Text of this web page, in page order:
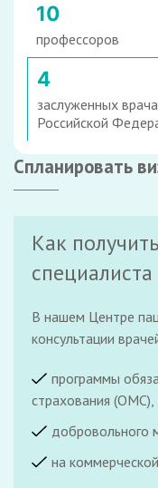
10
профессоров
4
заслуженных врача
Российской
Спланировать
Как
специалиста
В нашем Центре
консультации
программы
страхования (ОМС),
добровольного
на